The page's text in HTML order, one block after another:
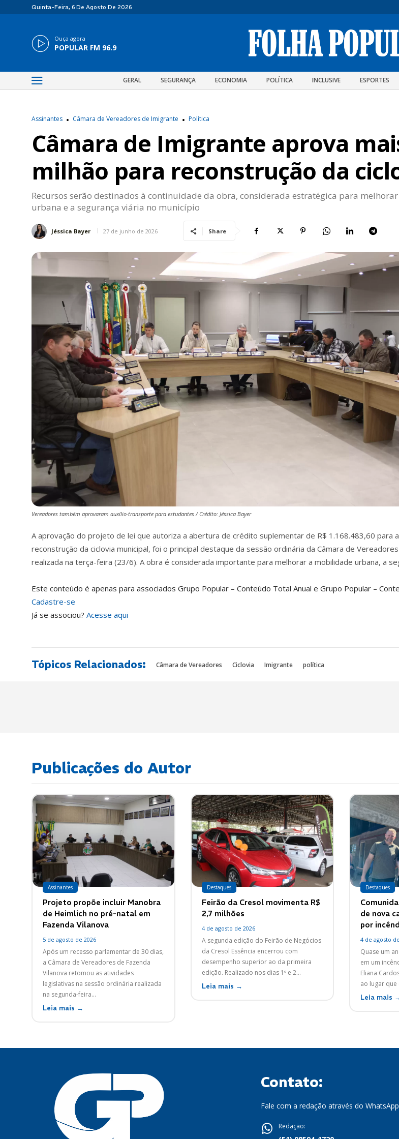
Quinta-Feira, 6 De Agosto De 2026
Ouça agora
POPULAR FM 96.9
GERAL SEGURANÇA ECONOMIA POLÍTICA INCLUSIVE ESPORTES
Assinantes Câmara de Vereadores de Imigrante Política
Câmara de Imigrante aprova
milhão para reconstrução da
Recursos serão destinados à continuidade da obra, considerada estratégica para
urbana e a segurança viária no município
Jéssica Bayer 27 de junho de 2026 Share
Vereadores também aprovaram auxílio-transporte para estudantes / Crédito: Jéssica Bayer
A aprovação do projeto de lei que autoriza a abertura de crédito suplementar de R$ 1.168.483,60 para
reconstrução da ciclovia municipal, foi o principal destaque da sessão ordinária da Câmara de
realizada na terça-feira (23/6). A obra é considerada importante para melhorar a mobilidade urbana, a
Este conteúdo é apenas para associados Grupo Popular – Conteúdo Total Anual e Grupo Popular –
Cadastre-se
Já se associou? Acesse aqui
Tópicos Relacionados: Câmara de Vereadores Ciclovia Imigrante política
Publicações do Autor
Assinantes
Projeto propõe incluir Manobra
de Heimlich no pré-natal em
Fazenda Vilanova
5 de agosto de 2026
Após um recesso parlamentar de 30 dias,
a Câmara de Vereadores de Fazenda
Vilanova retomou as atividades
legislativas na sessão ordinária realizada
na segunda-feira...
Leia mais →
Destaques
Feirão da Cresol movimenta R$
2,7 milhões
4 de agosto de 2026
A segunda edição do Feirão de Negócios
da Cresol Essência encerrou com
desempenho superior ao da primeira
edição. Realizado nos dias 1º e 2...
Leia mais →
Destaques
de nova
por
4 de agosto
Quase um
em um
Eliana
ao lugar que
Leia mais
Contato:
Fale com a redação através do
Redação: